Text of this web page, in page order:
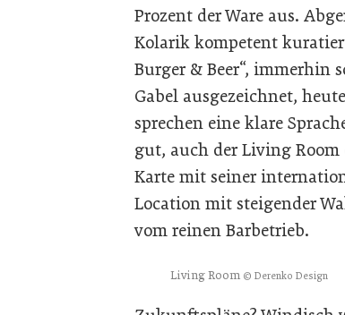
Prozent der Ware aus.
Kolarik kompetent
Burger & Beer“, immerhin
Gabel ausgezeichnet,
sprechen eine klare
gut, auch der Living
Karte mit seiner
Location mit steigender
vom reinen Barbetrieb.
Living Room © Derenko Design